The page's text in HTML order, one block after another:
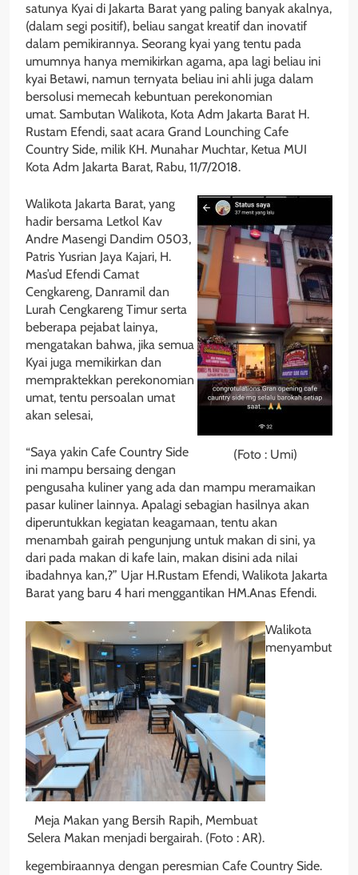
satunya Kyai di Jakarta Barat yang paling banyak akalnya,
(dalam segi positif), beliau sangat kreatif dan inovatif
dalam pemikirannya. Seorang kyai yang tentu pada
umumnya hanya memikirkan agama, apa lagi beliau ini
kyai Betawi, namun ternyata beliau ini ahli juga dalam
bersolusi memecah kebuntuan perekonomian
umat. Sambutan Walikota, Kota Adm Jakarta Barat H.
Rustam Efendi, saat acara Grand Lounching Cafe
Country Side, milik KH. Munahar Muchtar, Ketua MUI
Kota Adm Jakarta Barat, Rabu, 11/7/2018.
(Foto : Umi)
Walikota Jakarta Barat, yang
hadir bersama Letkol Kav
Andre Masengi Dandim 0503,
Patris Yusrian Jaya Kajari, H.
Mas’ud Efendi Camat
Cengkareng, Danramil dan
Lurah Cengkareng Timur serta
beberapa pejabat lainya,
mengatakan bahwa, jika semua
Kyai juga memikirkan dan
mempraktekkan perekonomian
umat, tentu persoalan umat
akan selesai,
“Saya yakin Cafe Country Side
ini mampu bersaing dengan
pengusaha kuliner yang ada dan mampu meramaikan
pasar kuliner lainnya. Apalagi sebagian hasilnya akan
diperuntukkan kegiatan keagamaan, tentu akan
menambah gairah pengunjung untuk makan di sini, ya
dari pada makan di kafe lain, makan disini ada nilai
ibadahnya kan,?” Ujar H.Rustam Efendi, Walikota Jakarta
Barat yang baru 4 hari menggantikan HM.Anas Efendi.
Meja Makan yang Bersih Rapih, Membuat
Selera Makan menjadi bergairah. (Foto : AR).
Walikota
menyambut
kegembiraannya dengan peresmian Cafe Country Side.